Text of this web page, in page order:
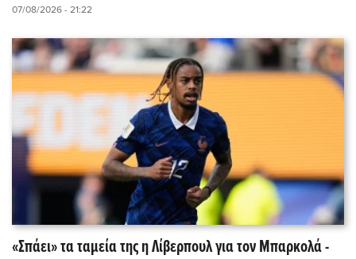
07/08/2026 - 21:22
«Σπάει» τα ταμεία της η Λίβερπουλ για τον Μπαρκολά -